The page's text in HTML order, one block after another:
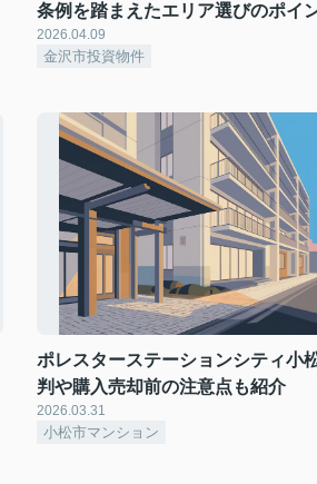
条例を踏まえたエリア選びのポイ
2026.04.09
金沢市投資物件
ポレスターステーションシティ小
判や購入売却前の注意点も紹介
2026.03.31
小松市マンション